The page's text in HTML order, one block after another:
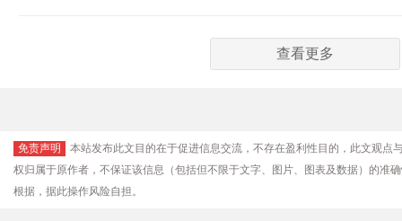
查看更多
免责声明
本站发布此文目的在于促进信息交流，不存在盈利性目的，此文观
权归属于原作者，不保证该信息（包括但不限于文字、图片、图表及数据）的准
根据，据此操作风险自担。